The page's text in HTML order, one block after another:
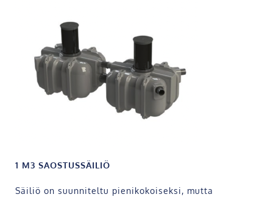
1 M3 SAOSTUSSÄILIÖ
Säiliö on suunniteltu pienikokoiseksi, mutta